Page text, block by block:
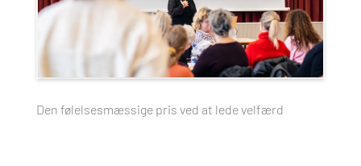
Den følelsesmæssige pris ved at lede velfærd